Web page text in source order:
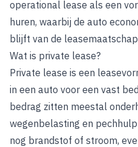
operational lease als een
huren, waarbij de auto
blijft van de
Wat is private lease?
Private lease is een
in een auto voor een vast
bedrag zitten meestal
wegenbelasting en
nog brandstof of stroom,